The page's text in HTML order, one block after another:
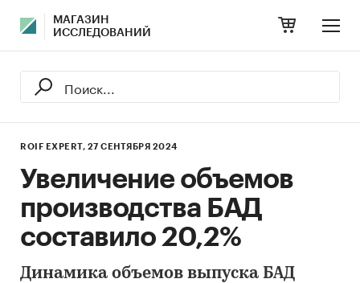
МАГАЗИН
ИССЛЕДОВАНИЙ
ROIF EXPERT, 27 СЕНТЯБРЯ 2024
Увеличение объемов
производства БАД
составило 20,2%
Динамика объемов выпуска БАД